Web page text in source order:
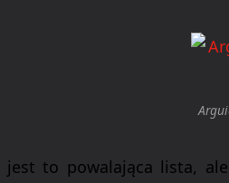
jest to powalająca lista,